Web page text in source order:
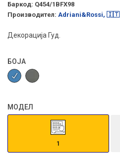
Баркод: Q454/1BFX98
Производител: Adriani&Rossi, 🇮🇹
Декорација Гуд.
БОЈА
МОДЕЛ
1